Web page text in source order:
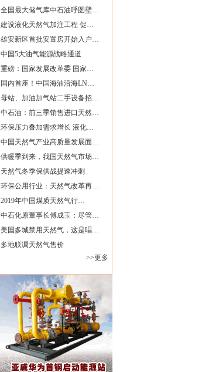
全国最大储气库中石油呼图壁…
建设液化天然气加注工程 促…
雄安新区首批安置房开始入户…
中国5大油气能源战略通道
重磅：国家发展改革委 国家…
国内首座！中国海油沿海LN…
母站、加油加气站二手设备招…
中石油：前三季销售进口天然…
环保压力叠加需求增长 液化…
中国天然气产业高质量发展面…
供暖季到来，我国天然气市场…
天然气冬季保供战提速冲刺
环保公用行业：天然气改革再…
2019年中国煤质天然气行…
中石化原董事长傅成玉：尽管…
美国多城禁用天然气，这是唱…
多地联调天然气售价
>>更多